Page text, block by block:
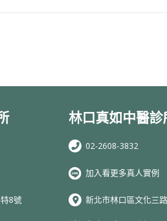
8號
林口真如中醫診
02-2608-3832
加入看更多真人實例
新北市林口區文化三